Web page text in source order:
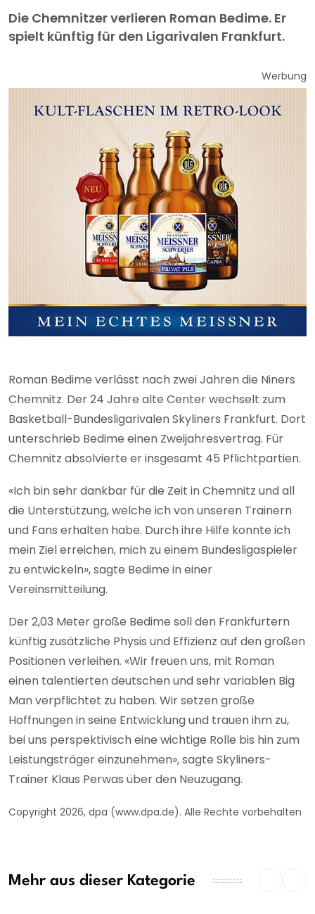
Die Chemnitzer verlieren Roman Bedime. Er
spielt künftig für den Ligarivalen Frankfurt.
Werbung
Roman Bedime verlässt nach zwei Jahren die Niners
Chemnitz. Der 24 Jahre alte Center wechselt zum
Basketball-Bundesligarivalen Skyliners Frankfurt. Dort
unterschrieb Bedime einen Zweijahresvertrag. Für
Chemnitz absolvierte er insgesamt 45 Pflichtpartien.
«Ich bin sehr dankbar für die Zeit in Chemnitz und all
die Unterstützung, welche ich von unseren Trainern
und Fans erhalten habe. Durch ihre Hilfe konnte ich
mein Ziel erreichen, mich zu einem Bundesligaspieler
zu entwickeln», sagte Bedime in einer
Vereinsmitteilung.
Der 2,03 Meter große Bedime soll den Frankfurtern
künftig zusätzliche Physis und Effizienz auf den großen
Positionen verleihen. «Wir freuen uns, mit Roman
einen talentierten deutschen und sehr variablen Big
Man verpflichtet zu haben. Wir setzen große
Hoffnungen in seine Entwicklung und trauen ihm zu,
bei uns perspektivisch eine wichtige Rolle bis hin zum
Leistungsträger einzunehmen», sagte Skyliners-
Trainer Klaus Perwas über den Neuzugang.
Copyright 2026, dpa (www.dpa.de). Alle Rechte vorbehalten
Mehr aus dieser Kategorie